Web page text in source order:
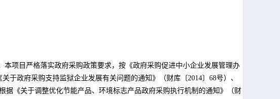
本项目严格落实政府采购政策要求，按《政府采购促进中小企业发展管理办
于政府采购支持监狱企业发展有关问题的通知》（财库〔2014〕68号）、
据《关于调整优化节能产品、环境标志产品政府采购执行机制的通知》（财